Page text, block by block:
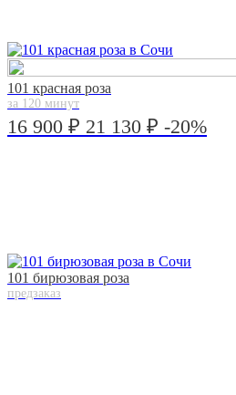
101 красная роза
за 120 минут
16 900 ₽ 21 130 ₽ -20%
101 бирюзовая роза
предзаказ